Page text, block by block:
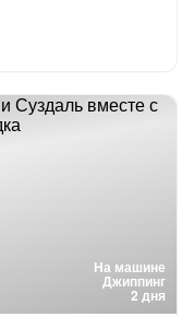
На машине
Джиппинг
2 дня